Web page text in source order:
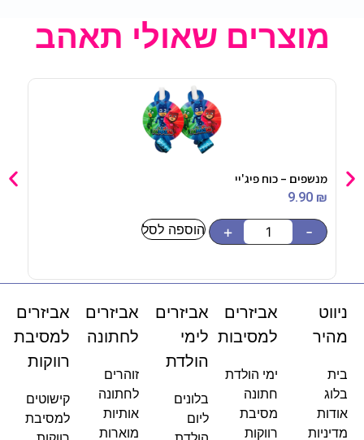
מוצרים שאולי תאהב
מנשפים – כוח פיג'יי
9.90 ₪
-
+ הוספה לסל
ניווט
מהיר
בית
בלוג
אודות
מדיניות
אביזרים
למסיבות
ימי הולדת
חתונה
מסיבת
רווקות
אביזרים
לימי
הולדת
בלונים
ליום
אביזרים
לחתונה
זוהרים
לחתונה
אותיות
מוארות
אביזרים
למסיבת
רווקות
קישוטים
למסיבת